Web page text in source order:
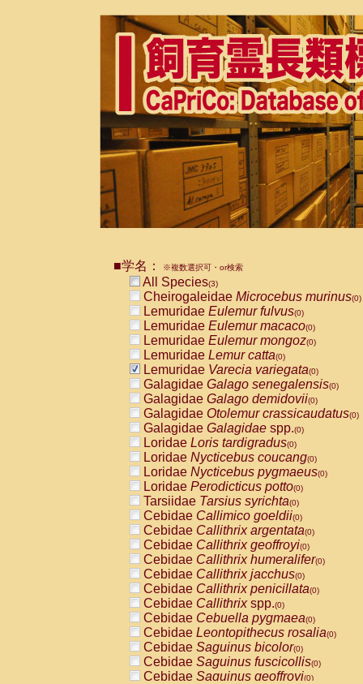
■学名： ※複数選択可・or検索
All Species(3)
Cheirogaleidae Microcebus murinus(0)
Lemuridae Eulemur fulvus(0)
Lemuridae Eulemur macaco(0)
Lemuridae Eulemur mongoz(0)
Lemuridae Lemur catta(0)
Lemuridae Varecia variegata(0)
Galagidae Galago senegalensis(0)
Galagidae Galago demidovii(0)
Galagidae Otolemur crassicaudatus(0)
Galagidae Galagidae spp.(0)
Loridae Loris tardigradus(0)
Loridae Nycticebus coucang(0)
Loridae Nycticebus pygmaeus(0)
Loridae Perodicticus potto(0)
Tarsiidae Tarsius syrichta(0)
Cebidae Callimico goeldii(0)
Cebidae Callithrix argentata(0)
Cebidae Callithrix geoffroyi(0)
Cebidae Callithrix humeralifer(0)
Cebidae Callithrix jacchus(0)
Cebidae Callithrix penicillata(0)
Cebidae Callithrixspp.(0)
Cebidae Cebuella pygmaea(0)
Cebidae Leontopithecus rosalia(0)
Cebidae Saguinus bicolor(0)
Cebidae Saguinus fuscicollis(0)
Cebidae Saguinus geoffroyi(0)